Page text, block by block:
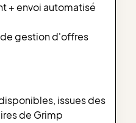
+ envoi automatisé
gestion d'offres
issues des
de Grimp